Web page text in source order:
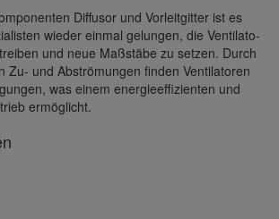
Diffusor und Vorleit­gitter ist es
wieder einmal gelungen, die Venti­la­to­
und neue Maßstäbe zu setzen. Durch
Zu- und Abströ­mungen finden Venti­la­toren
was einem ener­gie­ef­fi­zi­enten und
ermög­licht.